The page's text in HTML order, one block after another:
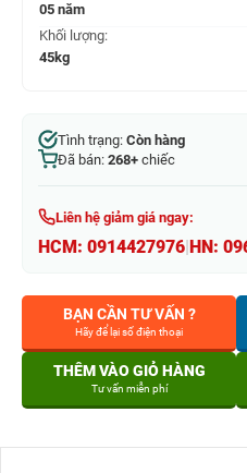
05 năm
Khối lượng:
45kg
Tình trạng: Còn hàng
Đã bán: 268+ chiếc
Liên hệ giảm giá ngay:
HCM: 0914427976 HN:
BẠN CẦN TƯ VẤN ?
Hãy để lại số điện thoại
THÊM VÀO GIỎ HÀNG
Tư vấn miễn phí